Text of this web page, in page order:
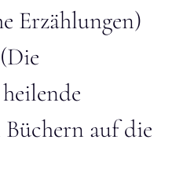
Erzählungen)
auf die